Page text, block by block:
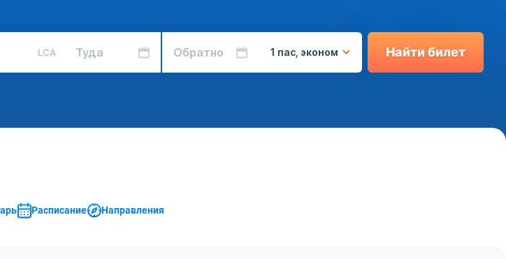
LCA Туда Обратно 1 пас, эконом Найти билет
Расписание Направления